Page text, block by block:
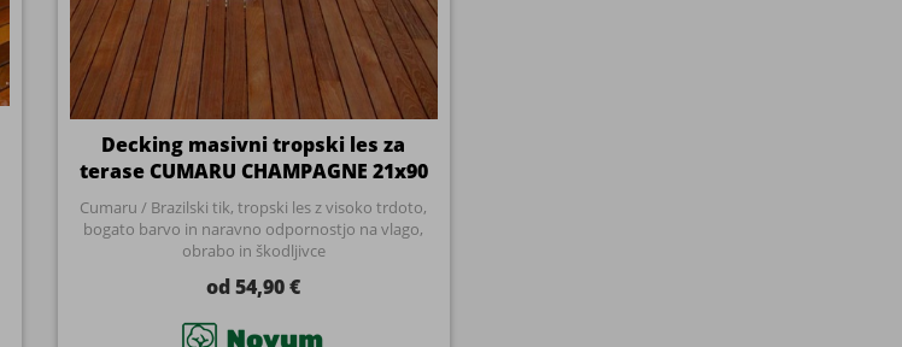
Decking masivni tropski les za
terase CUMARU CHAMPAGNE 21x90
Cumaru / Brazilski tik, tropski les z visoko trdoto,
bogato barvo in naravno odpornostjo na vlago,
obrabo in škodljivce
od 54,90 €